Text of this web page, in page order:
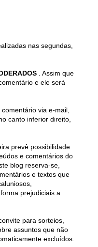
nas segundas,
. Assim que
e ele será
via e-mail,
canto inferior direito,
prevê possibilidade
e comentários do
blog reserva-se,
e textos que
prejudiciais a
para sorteios,
assuntos que não
excluídos.